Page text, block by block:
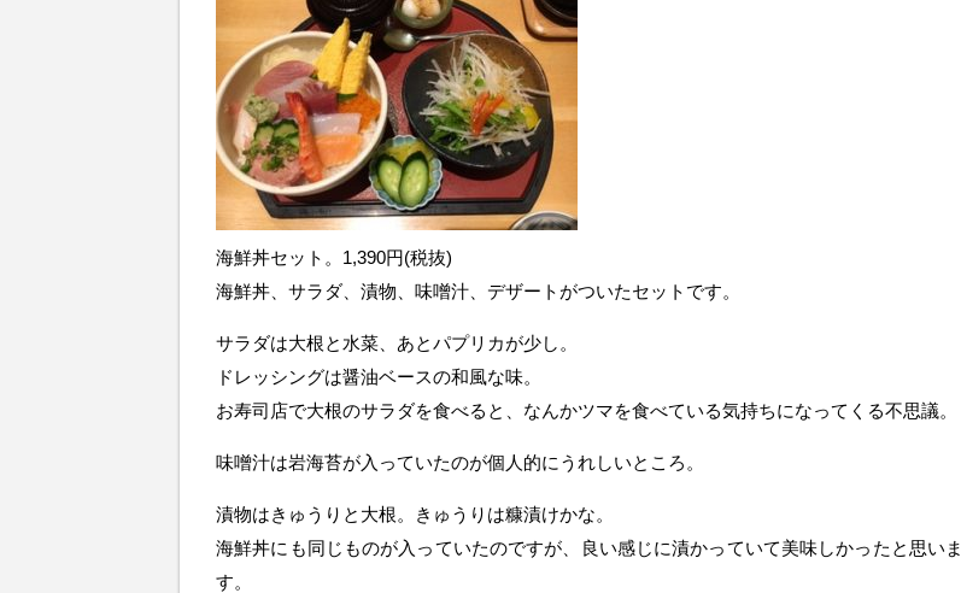
海鮮丼セット。1,390円(税抜)
海鮮丼、サラダ、漬物、味噌汁、デザートがついたセットです。
サラダは大根と水菜、あとパプリカが少し。
ドレッシングは醤油ベースの和風な味。
お寿司店で大根のサラダを食べると、なんかツマを食べている気持ちになってくる不思議。
味噌汁は岩海苔が入っていたのが個人的にうれしいところ。
漬物はきゅうりと大根。きゅうりは糠漬けかな。
海鮮丼にも同じものが入っていたのですが、良い感じに漬かっていて美味しかったと思いま
す。